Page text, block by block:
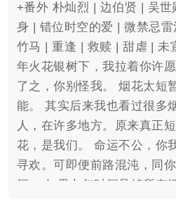
+番外 朴灿烈 | 边伯贤 | 吴世
身 | 错位时空的爱 | 微禁忌
竹马 | 重逢 | 救赎 | 甜虐 | 未
年火花银树下，我拉着你许
了之，你别怪我。 烟花太短
能。 其实后来我也看过很多
人，在许多地方。原来真正
花，是我们。 命运不公，你
寻欢。可即便前路混沌，同
间。 如果七年时间足够所有